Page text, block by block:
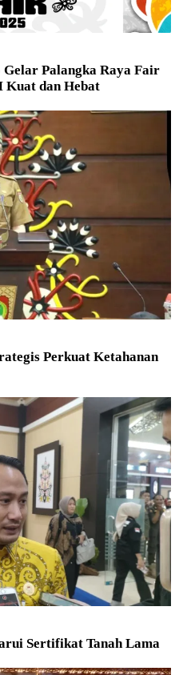
Gelar Palangka Raya Fair
Kuat dan Hebat
Perkuat Ketahanan
Sertifikat Tanah Lama